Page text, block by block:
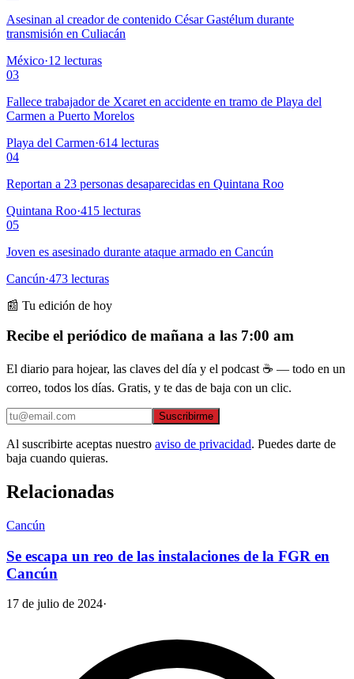
Asesinan al creador de contenido César Gastélum durante
transmisión en Culiacán
México·12 lecturas
03
Fallece trabajador de Xcaret en accidente en tramo de Playa del
Carmen a Puerto Morelos
Playa del Carmen·614 lecturas
04
Reportan a 23 personas desaparecidas en Quintana Roo
Quintana Roo·415 lecturas
05
Joven es asesinado durante ataque armado en Cancún
Cancún·473 lecturas
📰 Tu edición de hoy
Recibe el periódico de mañana a las 7:00 am
El diario para hojear, las claves del día y el podcast ☕ — todo en un
correo, todos los días. Gratis, y te das de baja con un clic.
Suscribirme
Al suscribirte aceptas nuestro aviso de privacidad. Puedes darte de
baja cuando quieras.
Relacionadas
Cancún
Se escapa un reo de las instalaciones de la FGR en
Cancún
17 de julio de 2024·